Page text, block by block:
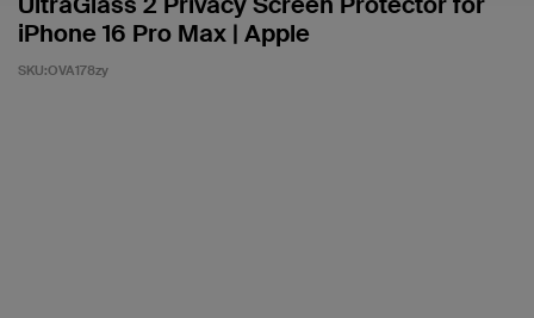
iPhone 16 Pro Max | Apple
SKU:OVA178zy